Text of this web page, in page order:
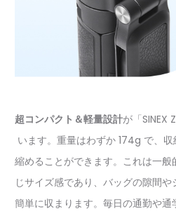
超コンパクト＆軽量設計が「SINEX
います。重量はわずか 174g で、
縮めることができます。これは一
じサイズ感であり、バッグの隙間
簡単に収まります。毎日の通勤や